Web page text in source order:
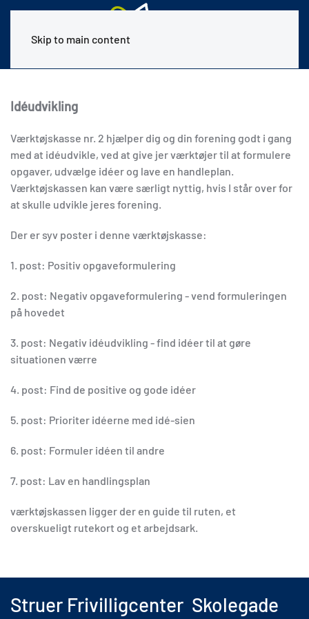
Skip to main content
Idéudvikling
Værktøjskasse nr. 2 hjælper dig og din forening godt i gang
med at idéudvikle, ved at give jer værktøjer til at formulere
opgaver, udvælge idéer og lave en handleplan.
Værktøjskassen kan være særligt nyttig, hvis I står over for
at skulle udvikle jeres forening.
Der er syv poster i denne værktøjskasse:
1. post: Positiv opgaveformulering
2. post: Negativ opgaveformulering - vend formuleringen
på hovedet
3. post: Negativ idéudvikling - find idéer til at gøre
situationen værre
4. post: Find de positive og gode idéer
5. post: Prioriter idéerne med idé-sien
6. post: Formuler idéen til andre
7. post: Lav en handlingsplan
værktøjskassen ligger der en guide til ruten, et
overskueligt rutekort og et arbejdsark.
Struer Frivilligcenter Skolegade